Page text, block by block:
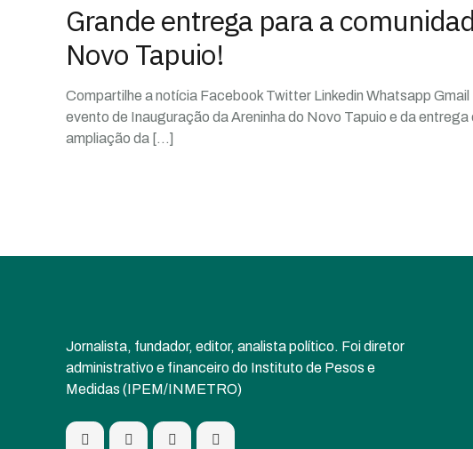
Grande entrega para a
Novo Tapuio!
Compartilhe a notícia Facebook Twitter Linkedin Whatsapp
evento de Inauguração da Areninha do Novo Tapuio e da entrega
ampliação da […]
Jornalista, fundador, editor, analista político. Foi diretor
administrativo e financeiro do Instituto de Pesos e
Medidas (IPEM/INMETRO)